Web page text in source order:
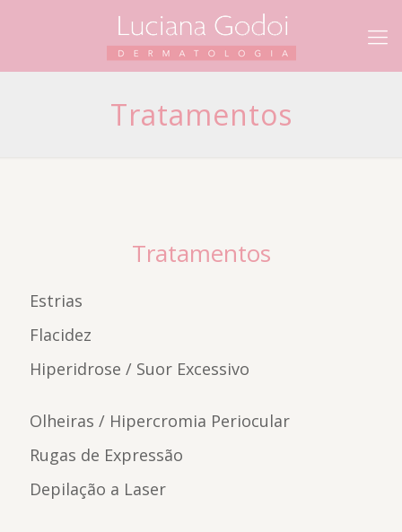
Tratamentos
Tratamentos
Estrias
Flacidez
Hiperidrose / Suor Excessivo
Olheiras / Hipercromia Periocular
Rugas de Expressão
Depilação a Laser